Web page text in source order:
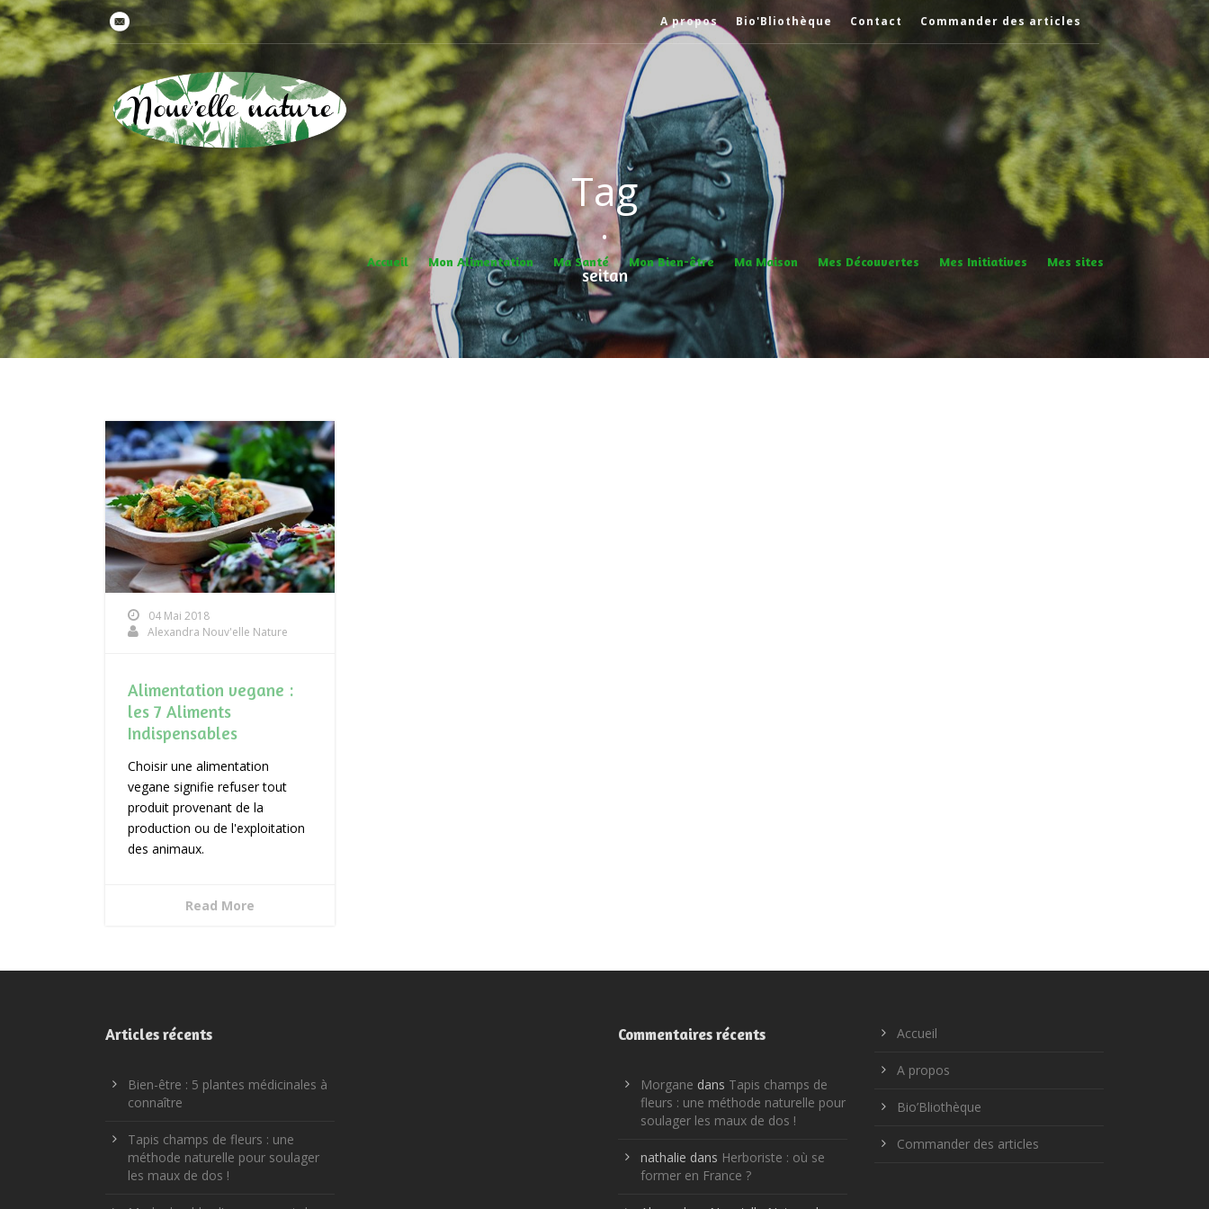
A propos Bio'Bliothèque Contact Commander des articles
Accueil Mon Alimentation Ma Santé Mon Bien-être Ma Maison Mes Découvertes Mes Initiatives Mes sites
Tag
•
seitan
04 Mai 2018
Alexandra Nouv'elle Nature
Alimentation vegane :
les 7 Aliments
Indispensables
Choisir une alimentation
vegane signifie refuser tout
produit provenant de la
production ou de l'exploitation
des animaux.
Read More
Articles récents
Bien-être : 5 plantes médicinales à
connaître
Tapis champs de fleurs : une
méthode naturelle pour soulager
les maux de dos !
Commentaires récents
Morgane dans Tapis champs de
fleurs : une méthode naturelle pour
soulager les maux de dos !
nathalie dans Herboriste : où se
former en France ?
Accueil
A propos
Bio’Bliothèque
Commander des articles